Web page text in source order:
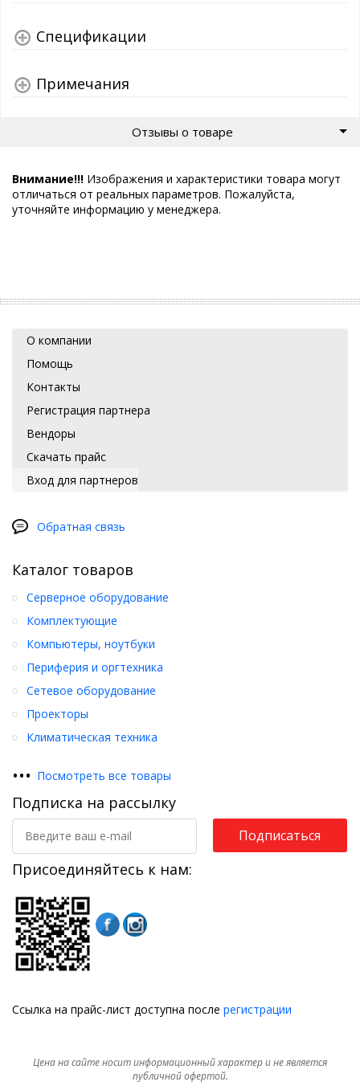
Спецификации
Примечания
Отзывы о товаре
Внимание!!! Изображения и характеристики товара могут
отличаться от реальных параметров. Пожалуйста,
уточняйте информацию у менеджера.
О компании
Помощь
Контакты
Регистрация партнера
Вендоры
Скачать прайс
Вход для партнеров
Обратная связь
Каталог товаров
Серверное оборудование
Комплектующие
Компьютеры, ноутбуки
Периферия и оргтехника
Сетевое оборудование
Проекторы
Климатическая техника
••• Посмотреть все товары
Подписка на рассылку
Подписаться
Присоединяйтесь к нам:
Ссылка на прайс-лист доступна после регистрации
Цена на сайте носит информационный характер и не является
публичной офертой.